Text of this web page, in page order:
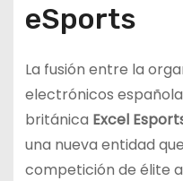
eSports
La fusión entre la
electrónicos española
británica Excel
una nueva entidad
competición de élite